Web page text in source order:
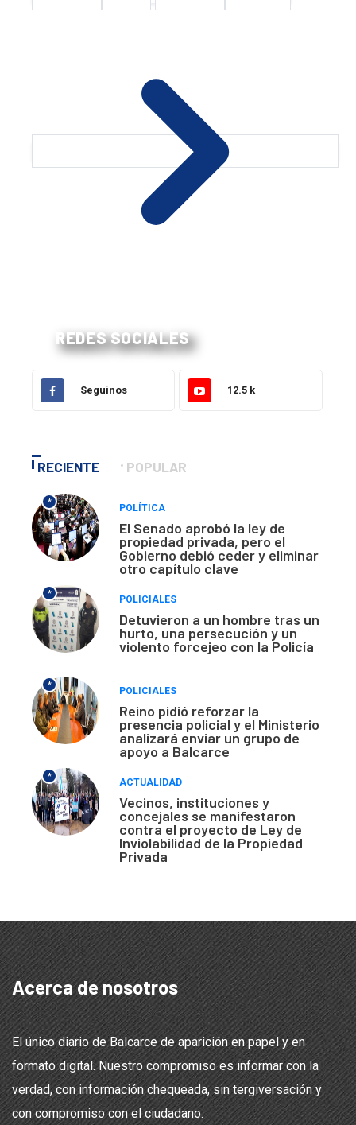
REDES SOCIALES
Seguinos 12.5 k
RECIENTE POPULAR
*
POLÍTICA
El Senado aprobó la ley de
propiedad privada, pero el
Gobierno debió ceder y eliminar
otro capítulo clave
*
POLICIALES
Detuvieron a un hombre tras un
hurto, una persecución y un
violento forcejeo con la Policía
*
POLICIALES
Reino pidió reforzar la
presencia policial y el Ministerio
analizará enviar un grupo de
apoyo a Balcarce
*
ACTUALIDAD
Vecinos, instituciones y
concejales se manifestaron
contra el proyecto de Ley de
Inviolabilidad de la Propiedad
Privada
Acerca de nosotros
El único diario de Balcarce de aparición en papel y en
formato digital. Nuestro compromiso es informar con la
verdad, con información chequeada, sin tergiversación y
con compromiso con el ciudadano.